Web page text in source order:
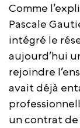
Comme
Pascale
intégré le
aujourd’hui
rejoindre
avait déjà
un contrat de